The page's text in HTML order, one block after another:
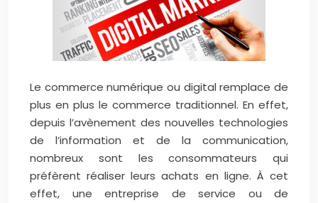
Le commerce numérique ou digital remplace de
plus en plus le commerce traditionnel. En effet,
depuis l’avènement des nouvelles technologies
de l’information et de la communication,
nombreux sont les consommateurs qui
préfèrent réaliser leurs achats en ligne. À cet
effet, une entreprise de service ou de